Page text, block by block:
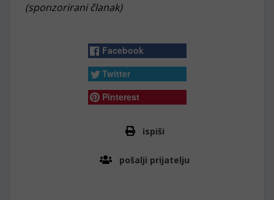
(sponzorirani članak)
Facebook
Twitter
Pinterest
ispiši
pošalji prijatelju